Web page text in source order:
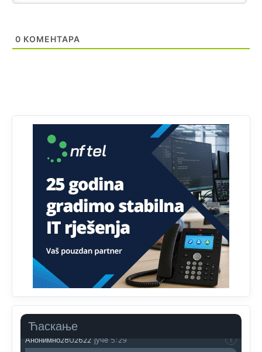
0 КОМЕНТАРА
Ћаскање
seljaka
yбиће га Били као зеца
iskreniji,sto jaci- to bezdusniji,sto sladji u govoru-to
veci prevarant...
Анонимно2802132 јуче
Mnogi nesposobni ljudi su daleko dogurali. Ko je
nesposoban može raditi sve. Sposobni rade samo ono
što znaju.
Анонимно2022778 јуче 3:59
....i onda su na tenkovima NATO pakta, na vlast došli
jedna baba i jedan švercer dezerter ratni profiter i
ikonokradica .... ende
Анонимно2802605 јуче 5:25
Милорад Додик је доживотни предсједник државе
Републике Српске! Душмани ће умријети од муке,не
могу му ништа.
Анонимно2802622 јуче 5:29